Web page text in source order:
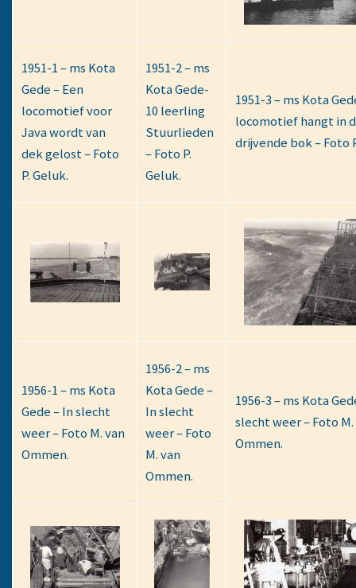
1951-1 – ms Kota
Gede – Een
locomotief voor
Java wordt van
dek gelost – Foto
P. Geluk.
1951-2 – ms
Kota Gede-
10 leerling
Stuurlieden
– Foto P.
Geluk.
1951-3 – ms Kota
locomotief hangt in
drijvende bok – Foto
1956-1 – ms Kota
Gede – In slecht
weer – Foto M. van
Ommen.
1956-2 – ms
Kota Gede –
In slecht
weer – Foto
M. van
Ommen.
1956-3 – ms Kota
slecht weer – Foto M.
Ommen.